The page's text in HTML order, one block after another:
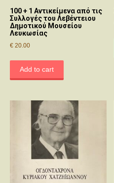
100 + 1 Αντικείμενα από τις
Συλλογές του Λεβέντειου
Δημοτικού Μουσείου
Λευκωσίας
€ 20.00
Add to cart